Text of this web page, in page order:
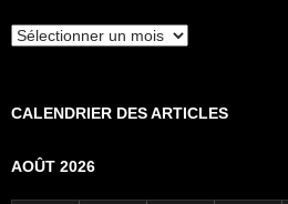
Archives
CALENDRIER DES ARTICLES
AOÛT 2026